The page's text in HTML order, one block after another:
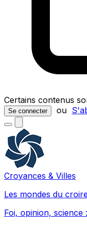
Certains contenus
Se connecter ou
Croyances & Villes
Les mondes du
Foi, opinion,